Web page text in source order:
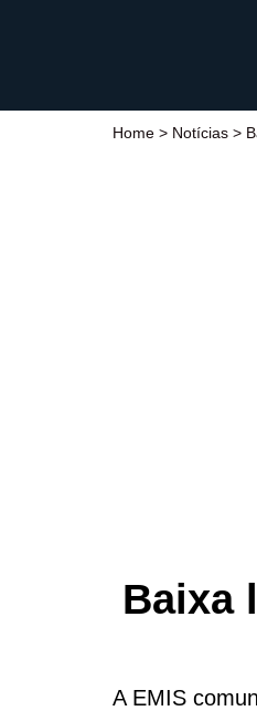
Home > Notícias >
Baixa
A EMIS